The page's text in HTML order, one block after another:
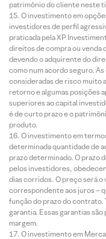
patrimônio do cliente neste
O investimento em
investidores de perfil
praticada pela XP
direitos de compra ou venda
devendo o adquirente do
como num acordo seguro.
consideradas de risco muito
retorno e algumas posições
superiores ao capital
é de curto prazo e o
produto.
O investimento em
determinada quantidade de
prazo determinado. O prazo
pelos investidores,
dias corridos. O preço será o
correspondente aos juros –
função do prazo do contrato.
garantia. Essas garantias
margem.
O investimento em